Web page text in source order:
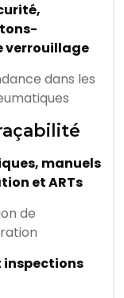
verrouillage
dans les
manuels
et ARTs
de
inspections